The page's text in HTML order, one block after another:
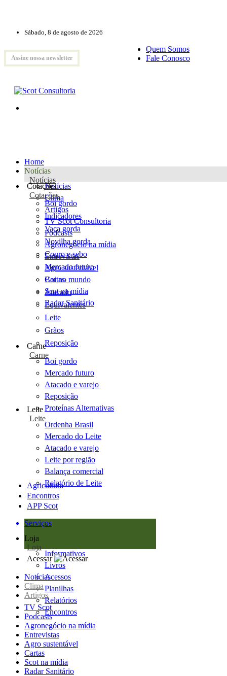
Sábado, 8 de agosto de 2026
Assine nossa newsletter
Quem Somos
Fale Conosco
Home
Notícias
Notícias
Notícias
Clima
Artigos
TV Scot Consultoria
Podcasts
Agronegócio na mídia
Entrevistas
Agro sustentável
Cartas
Scot na mídia
Radar Sanitário
Cotações
Cotações
Boi gordo
Indicadores
Vaca gorda
Novilha gorda
Couro e sebo
Mercado futuro
Boi no mundo
Atacado
Equivalentes
Leite
Grãos
Reposição
Carne
Carne
Boi gordo
Mercado futuro
Atacado e varejo
Reposição
Proteínas Alternativas
Leite
Leite
Ordenha Brasil
Mercado do Leite
Atacado e varejo
Leite por região
Balança comercial
Relatório de Leite
Agricultura
Encontros
APP Scot
Serviços
Loja
Loja
Informativos
Livros
Acessos
Planilhas
Relatórios
Encontros
Acessar
Notícias
Clima
Artigos
TV Scot
Podcasts
Agronegócio na mídia
Entrevistas
Agro sustentável
Cartas
Scot na mídia
Radar Sanitário